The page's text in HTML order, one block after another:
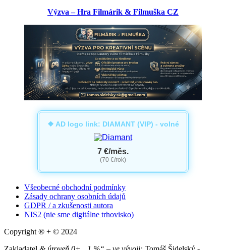
Výzva – Hra Filmárik & Filmuška CZ
❖ AD logo link: DIAMANT (VIP) - volné
7 €/měs.
(70 €/rok)
Všeobecné obchodní podmínky
Zásady ochrany osobních údajů
GDPR / a zkušenosti autora
NIS2 (nie sme digitálne trhovisko)
Copyright ® + © 2024